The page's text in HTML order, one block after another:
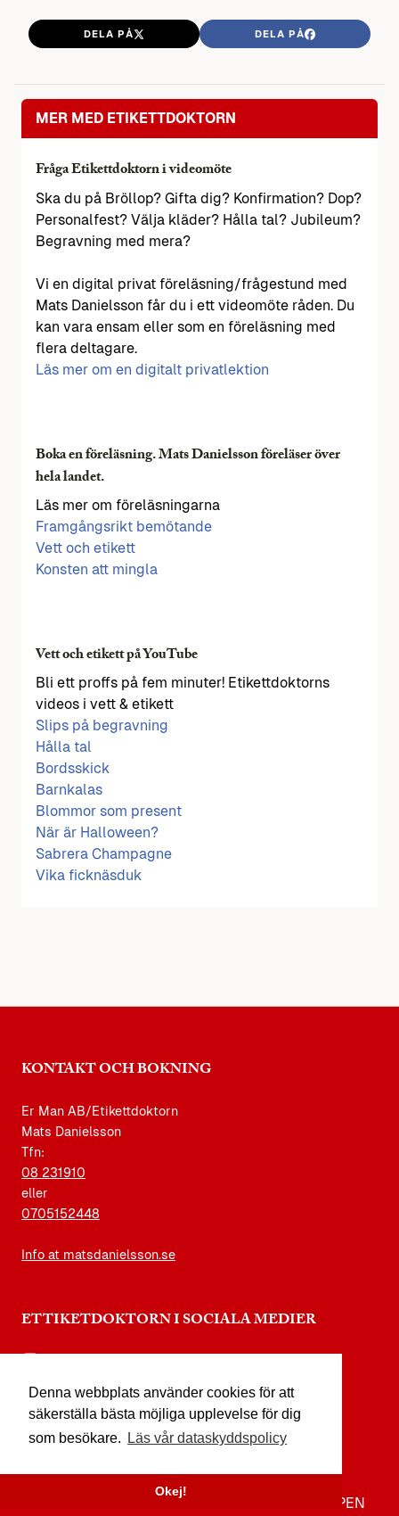
Denna webbplats använder cookies för att
säkerställa bästa möjliga upplevelse för dig
som besökare.
Läs vår dataskyddspolicy
Okej!
DELA PÅ DELA PÅ
MER MED ETIKETTDOKTORN
Fråga Etikettdoktorn i videomöte
Ska du på Bröllop? Gifta dig? Konfirmation? Dop?
Personalfest? Välja kläder? Hålla tal? Jubileum?
Begravning med mera?
Vi en digital privat föreläsning/frågestund med
Mats Danielsson får du i ett videomöte råden. Du
kan vara ensam eller som en föreläsning med
flera deltagare.
Läs mer om en digitalt privatlektion
Boka en föreläsning. Mats Danielsson föreläser över
hela landet.
Läs mer om föreläsningarna
Framgångsrikt bemötande
Vett och etikett
Konsten att mingla
Vett och etikett på YouTube
Bli ett proffs på fem minuter! Etikettdoktorns
videos i vett & etikett
Slips på begravning
Hålla tal
Bordsskick
Barnkalas
Blommor som present
När är Halloween?
Sabrera Champagne
Vika ficknäsduk
KONTAKT OCH BOKNING
Er Man AB/Etikettdoktorn
Mats Danielsson
Tfn:
08 231910
eller
0705152448
Info at matsdanielsson.se
ETTIKETDOKTORN I SOCIALA MEDIER
facebook.com/etikettdoktorn
youtube.com/etikettdoktorn
TILL TOPPEN